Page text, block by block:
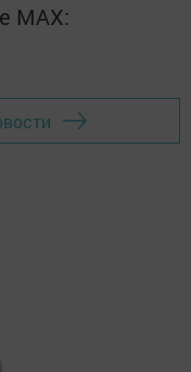
MАХ: